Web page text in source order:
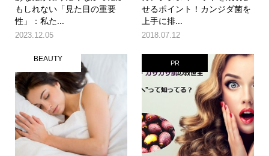
もしれない「見た目の重要
性」：私た...
2023.12.05
せるポイント！カンジダ菌を
上手に排...
2018.07.12
BEAUTY PR